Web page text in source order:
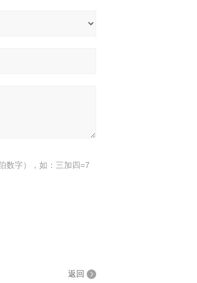
数字），如：三加四=7
返回